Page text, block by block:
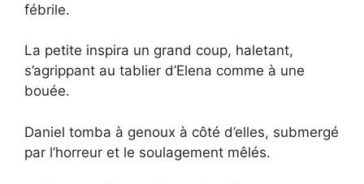
fébrile.
La petite inspira un grand coup, haletant,
s’agrippant au tablier d’Elena comme à une
bouée.
Daniel tomba à genoux à côté d’elles, submergé
par l’horreur et le soulagement mêlés.